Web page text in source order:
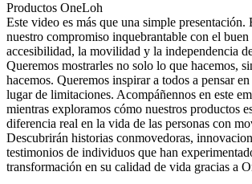
Productos OneLoh
Este video es más que una simple presentación.
nuestro compromiso inquebrantable con el
accesibilidad, la movilidad y la independencia
Queremos mostrarles no solo lo que hacemos,
hacemos. Queremos inspirar a todos a pensar
lugar de limitaciones. Acompáñennos en este
mientras exploramos cómo nuestros productos
diferencia real en la vida de las personas con
Descubrirán historias conmovedoras,
testimonios de individuos que han
transformación en su calidad de vida gracias a